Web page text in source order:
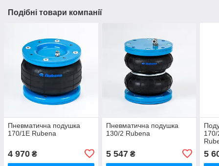
Подібні товари компанії
Пневматична подушка
170/1E Rubena
4 970 ₴
Пневматична подушка
130/2 Rubena
5 547₴ 5